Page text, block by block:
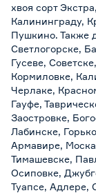
хвоя сорт
Калининграду,
Пушкино. Также
Светлогорске,
Гусеве,
Кормиловке,
Черлаке,
Гауфе,
Заостровке,
Лабинске,
Армавире,
Тимашевске,
Осиповке,
Туапсе, Адлере,